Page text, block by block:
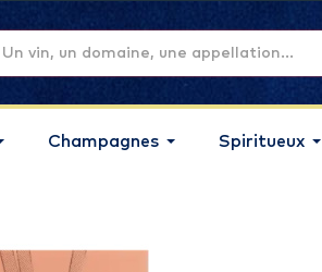
Champagnes Spiritueux